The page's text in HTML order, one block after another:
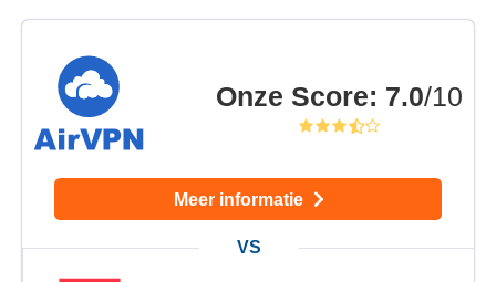
Onze Score: 7.0/10
Meer informatie